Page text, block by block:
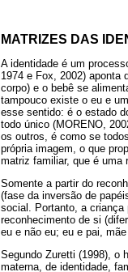
MATRIZES DAS
A identidade é um
1974 e Fox, 2002) aponta
corpo) e o bebê se
tampouco existe o eu e
esse sentido: é o estado
todo único (MORENO,
os outros, é como se
própria imagem, o que
matriz familiar, que é uma
Somente a partir do
(fase da inversão de
social. Portanto, a criança
reconhecimento de si
eu e não eu; eu e pai,
Segundo Zuretti (1998), o
materna, de identidade,